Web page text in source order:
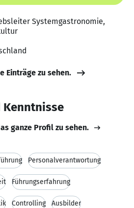
Systemgastronomie,
Einträge zu sehen.
Kenntnisse
ganze Profil zu sehen.
Personalverantwortung
Führungserfahrung
Controlling Ausbilder